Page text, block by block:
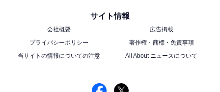
こちらもおすすめ
「円安だとしても旅行してみたい国」ランキン
サイト情報
会社概要
広告掲載
プライバシーポリシー
著作権・商標・免責事項
当サイトの情報についての注意
All About ニュースについて